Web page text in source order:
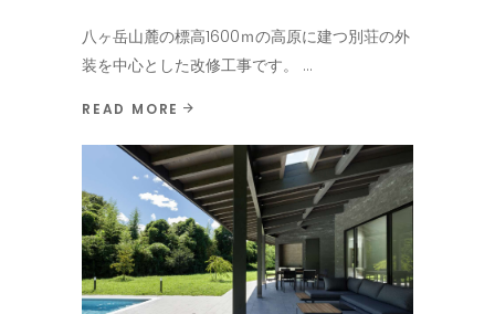
八ヶ岳山麓の標高1600ｍの高原に建つ別荘の外
装を中心とした改修工事です。
READ MORE